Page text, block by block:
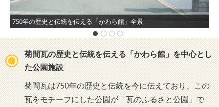
750年の歴史と伝統を伝える「かわら館」全景
菊間瓦の歴史と伝統を伝える「かわら館」を中心とし
た公園施設
菊間瓦は750年の歴史と伝統を今に伝えており、この
瓦をモチーフにした公園が「瓦のふるさと公園」で